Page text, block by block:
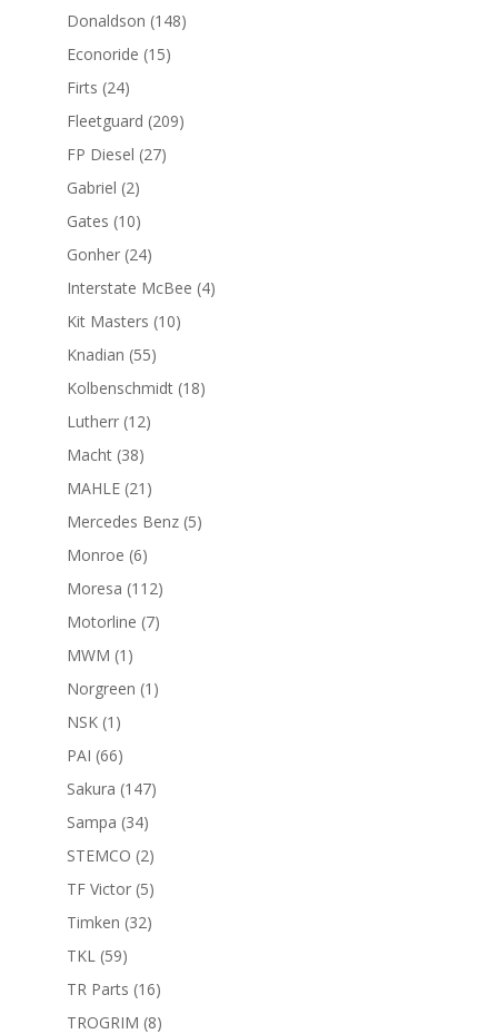
productos
Donaldson 148148
Econoride 1515
Firts 2424
productos
Fleetguard 209209
FP Diesel 2727
Gabriel 22
productos
Gates 1010
productos
Gonher 2424
productos
Interstate McBee 44
Kit Masters 1010
Knadian 5555
productos
Kolbenschmidt 1818
Lutherr 1212
Macht 3838
productos
MAHLE 21 21
productos
Mercedes Benz 55
Monroe 66
productos
Moresa 112112
productos
Motorline 77
MWM 1 1
producto
Norgreen 1 1
NSK 1 1
producto
PAI 6666
productos
Sakura 147147
Sampa 3434
productos
STEMCO 22
productos
TF Victor 55
productos
Timken 3232
TKL 5959
productos
TR Parts 1616
productos
TROGRIM 88